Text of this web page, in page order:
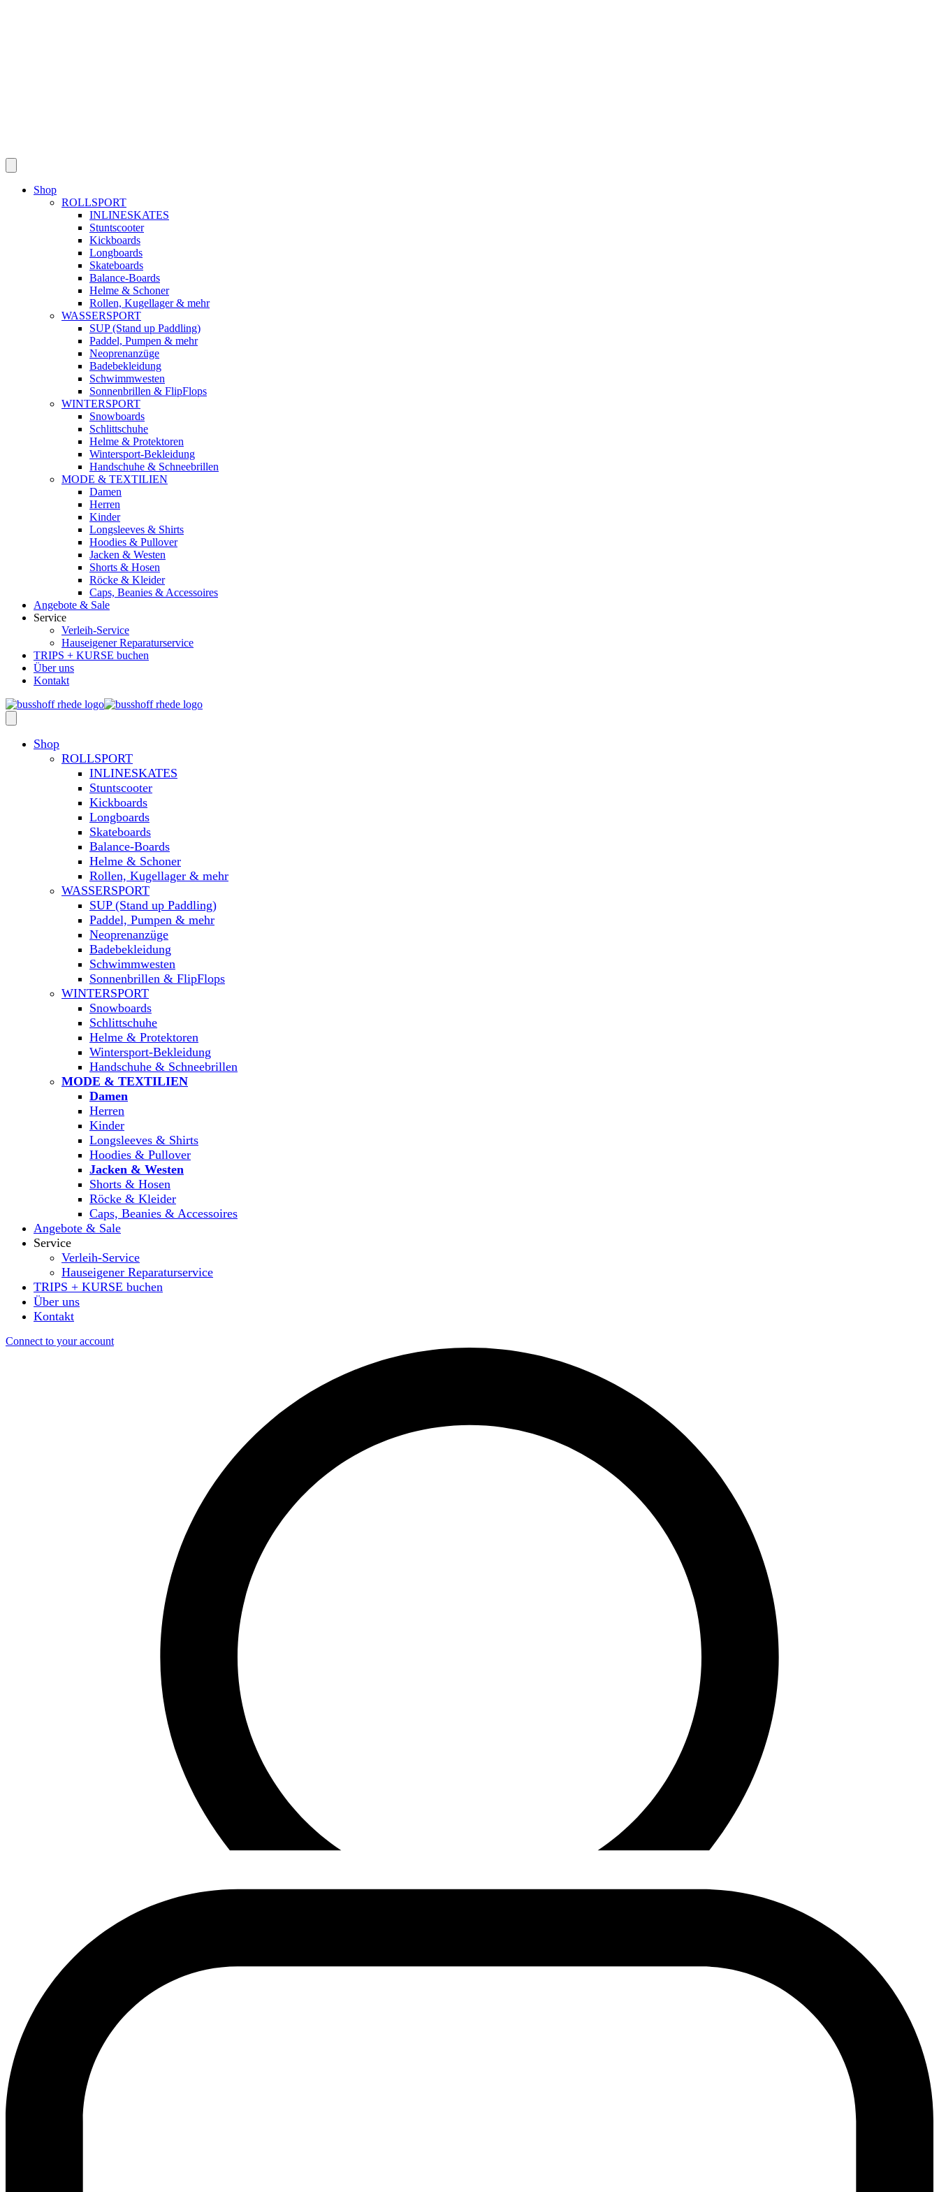
Shop
ROLLSPORT
INLINESKATES
Stuntscooter
Kickboards
Longboards
Skateboards
Balance-Boards
Helme & Schoner
Rollen, Kugellager & mehr
WASSERSPORT
SUP (Stand up Paddling)
Paddel, Pumpen & mehr
Neoprenanzüge
Badebekleidung
Schwimmwesten
Sonnenbrillen & FlipFlops
WINTERSPORT
Snowboards
Schlittschuhe
Helme & Protektoren
Wintersport-Bekleidung
Handschuhe & Schneebrillen
MODE & TEXTILIEN
Damen
Herren
Kinder
Longsleeves & Shirts
Hoodies & Pullover
Jacken & Westen
Shorts & Hosen
Röcke & Kleider
Caps, Beanies & Accessoires
Angebote & Sale
Service
Verleih-Service
Hauseigener Reparaturservice
TRIPS + KURSE buchen
Über uns
Kontakt
Shop
ROLLSPORT
INLINESKATES
Stuntscooter
Kickboards
Longboards
Skateboards
Balance-Boards
Helme & Schoner
Rollen, Kugellager & mehr
WASSERSPORT
SUP (Stand up Paddling)
Paddel, Pumpen & mehr
Neoprenanzüge
Badebekleidung
Schwimmwesten
Sonnenbrillen & FlipFlops
WINTERSPORT
Snowboards
Schlittschuhe
Helme & Protektoren
Wintersport-Bekleidung
Handschuhe & Schneebrillen
MODE & TEXTILIEN
Damen
Herren
Kinder
Longsleeves & Shirts
Hoodies & Pullover
Jacken & Westen
Shorts & Hosen
Röcke & Kleider
Caps, Beanies & Accessoires
Angebote & Sale
Service
Verleih-Service
Hauseigener Reparaturservice
TRIPS + KURSE buchen
Über uns
Kontakt
Connect to your account